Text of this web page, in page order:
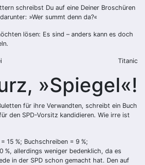
schreibst Du auf eine Deiner Broschüren
»Wer summt denn da?«
lösen: Es sind – anders kann es doch
Titanic
»Spiegel«!
für ihre Verwandten, schreibt ein Buch
den SPD-Vorsitz kandidieren. Wie irre ist
15 %; Buchschreiben = 9 %;
%, allerdings weniger bedenklich, da es
in der SPD schon gemacht hat. Den auf